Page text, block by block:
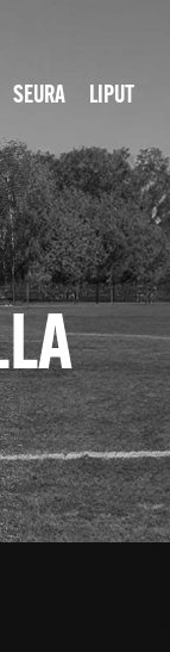
SEURA LIPUT